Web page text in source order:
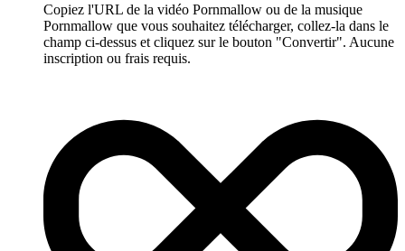
Copiez l'URL de la vidéo Pornmallow ou de la musique
Pornmallow que vous souhaitez télécharger, collez-la dans le
champ ci-dessus et cliquez sur le bouton "Convertir". Aucune
inscription ou frais requis.